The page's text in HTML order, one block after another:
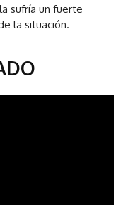
sufría un fuerte
la situación.